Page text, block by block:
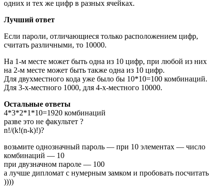
одних и тех же цифр в разных ячейках.
Лучший ответ
Если пароли, отличающиеся только расположением цифр,
считать различными, то 10000.
На 1-м месте может быть одна из 10 цифр, при любой из них
на 2-м месте может быть также одна из 10 цифр.
Для двухместного кода уже было бы 10*10=100 комбинаций.
Для 3-х-местного 1000, для 4-х-местного 10000.
Остальные ответы
4*3*2*1*10=1920 комбинаций
разве это не факультет ?
n!/(k!(n-k)!)?
возьмите однозначный пароль — при 10 элементах — число
комбинаций — 10
при двузначном пароле — 100
а лучше дипломат с нумерным замком и пробовать посчитать
))))